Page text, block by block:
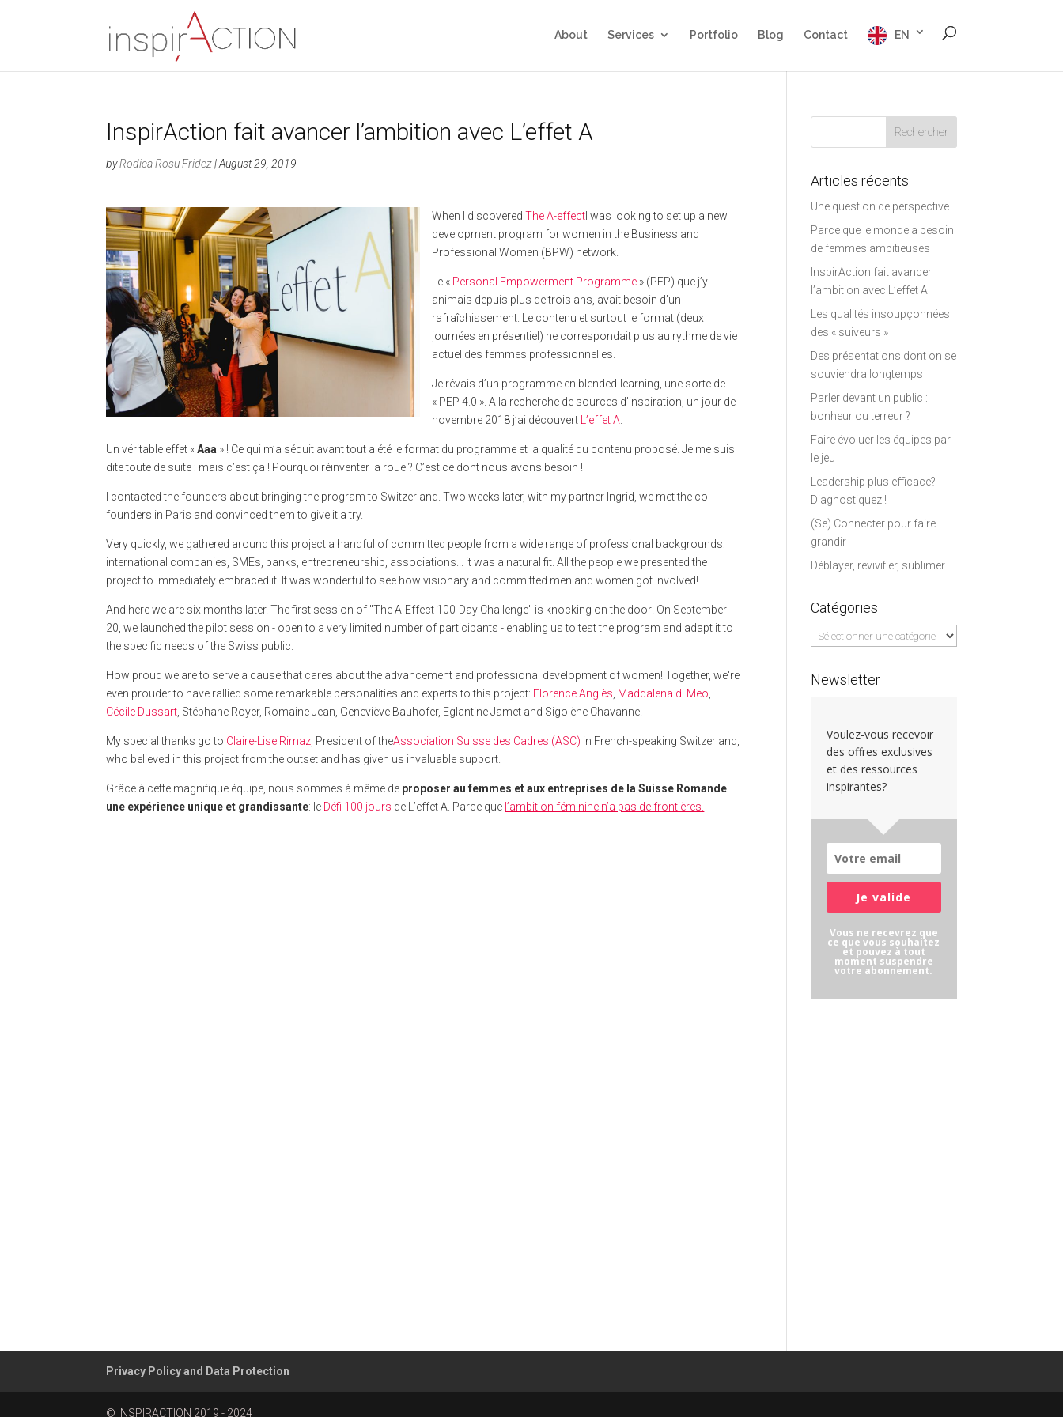
About Services Portfolio Blog Contact EN
InspirAction fait avancer l’ambition avec L’effet A
byRodica Rosu Fridez|August 29, 2019
When I discoveredThe A-effect I was looking to set up a new
development program for women in the Business and
Professional Women (BPW) network.
Le « Personal Empowerment Programme » (PEP) que j’y
animais depuis plus de trois ans, avait besoin d’un
rafraîchissement. Le contenu et surtout le format (deux
journées en présentiel) ne correspondait plus au rythme de vie
actuel des femmes professionnelles.
Je rêvais d’un programme en blended-learning, une sorte de
« PEP 4.0 ». A la recherche de sources d’inspiration, un jour de
novembre 2018 j’ai découvert
L’effet A
Un véritable effet «Aaa » ! Ce qui m’a séduit avant tout a été le format du programme et la qualité du contenu proposé. Je me suis
dite toute de suite : mais c’est ça ! Pourquoi réinventer la roue ? C’est ce dont nous avons besoin !
I contacted the founders about bringing the program to Switzerland. Two weeks later, with my partner Ingrid, we met the co-
founders in Paris and convinced them to give it a try.
Very quickly, we gathered around this project a handful of committed people from a wide range of professional backgrounds:
international companies, SMEs, banks, entrepreneurship, associations... it was a natural fit. All the people we presented the
project to immediately embraced it. It was wonderful to see how visionary and committed men and women got involved!
And here we are six months later. The first session of "The A-Effect 100-Day Challenge" is knocking on the door! On September
20, we launched the pilot session - open to a very limited number of participants - enabling us to test the program and adapt it to
the specific needs of the Swiss public.
How proud we are to serve a cause that cares about the advancement and professional development of women! Together, we're
even prouder to have rallied some remarkable personalities and experts to this project: Florence Anglès Maddalena di Meo
Cécile Dussart , Stéphane Royer, Romaine Jean, Geneviève Bauhofer, Eglantine Jamet and Sigolène Chavanne.
My special thanks go to Claire-Lise Rimaz , President of theAssociation Suisse des Cadres (ASC) in French-speaking Switzerland,
who believed in this project from the outset and has given us invaluable support.
Grâce à cette magnifique équipe, nous sommes à même de proposer au femmes et aux entreprises de la Suisse Romande
une expérience unique et grandissante: le Défi 100 jours de L’effet A. Parce que l’ambition féminine n’a pas de frontières
Articles récents
Une question de perspective
Parce que le monde a besoin
de femmes ambitieuses
InspirAction fait avancer
l’ambition avec L’effet A
Les qualités insoupçonnées
des « suiveurs »
Des présentations dont on se
souviendra longtemps
Parler devant un public :
bonheur ou terreur ?
Faire évoluer les équipes par
le jeu
Leadership plus efficace?
Diagnostiquez !
(Se) Connecter pour faire
grandir
Déblayer, revivifier, sublimer
Catégories
Catégories
Newsletter
Voulez-vous recevoir
des offres exclusives
et des ressources
inspirantes?
Je valide
Vous ne recevrez que
ce que vous souhaitez
et pouvez à tout
moment suspendre
votre abonnement.
Privacy Policy and Data Protection
© INSPIRACTION 2019 - 2024